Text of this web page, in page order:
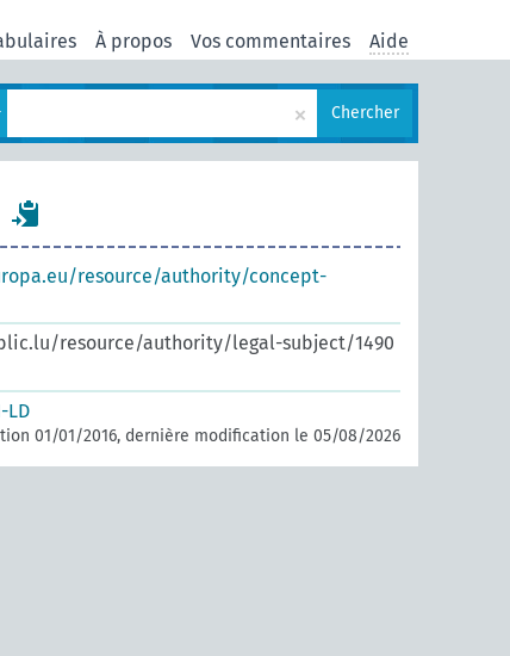
À propos Vos commentaires Aide
× Chercher
resource/authority/concept-
resource/authority/legal-subject/1490
LD
01/01/2016, dernière modification le 05/08/2026